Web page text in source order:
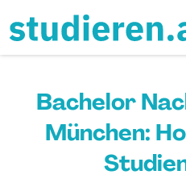
Bachelor
München: